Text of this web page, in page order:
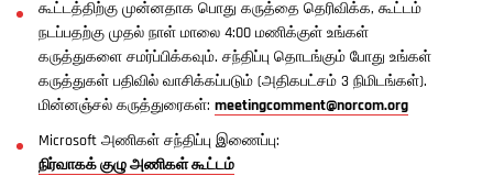
கூட்டத்திற்கு முன்னதாக பொது கருத்தை தெரிவிக்க, கூட்டம்
நடப்பதற்கு முதல் நாள் மாலை 4:00 மணிக்குள் உங்கள்
கருத்துகளை சமர்ப்பிக்கவும். சந்திப்பு தொடங்கும் போது உங்கள்
கருத்துகள் பதிவில் வாசிக்கப்படும் (அதிகபட்சம் 3 நிமிடங்கள்).
மின்னஞ்சல் கருத்துரைகள்: meetingcomment@norcom.org
Microsoft அணிகள் சந்திப்பு இணைப்பு:
நிர்வாகக் குழு அணிகள் கூட்டம்